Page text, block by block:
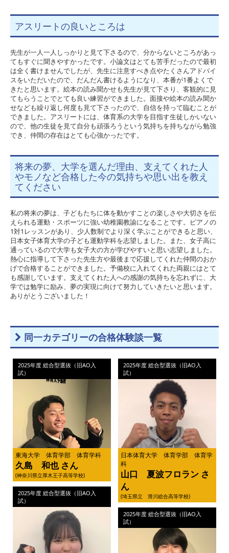
アスリートの良いところは
先生が一人一人しっかりと見て下さるので、分からないところがあっ
てもすぐに聞きやすかったです。小論文はとても苦手だったので最初
は全く書けませんでしたが、先生に注意すべき点やたくさんアドバイ
スをいただいたので、だんだん書けるようになり、本番が1番よくで
きたと思います。絵本の読み聞かせも先生が見て下さり、客観的に見
てもらうことでとても良い練習ができました。面接や絵本の読み聞か
せなども繰り返し何度も見て下さったので、自信を持って臨むことが
できました。アスリートには、体育系の大学を目指す生徒しかいない
ので、他の生徒を見て自分も頑張ろうという気持ちを持ちながら勉強
でき、仲間の存在はとても心強かったです。
将来の夢、大学を選んだ理由、支えてくれた人
やモノなど合格した今の気持ちや思い出を教え
てください
私の将来の夢は、子どもたちに体を動かすことの楽しさや大切さを伝
えられる運動・スポーツに強い幼稚園教諭になることです。ピアノの
1対1レッスンがあり、少人数制でより深く学ぶことができると思い、
日本女子体育大学の子ども運動学科を志望しました。また、女子高に
通っているので大学も女子大の方が学びやすいと思い志望しました。
熱心に指導して下さった先生方や最後まで応援してくれた仲間のおか
げで合格することができました。予備校に入れてくれた両親にはとて
も感謝しています。支えてくれた人への感謝の気持ちを忘れずに、大
学では勉学に励み、夢の実現に向けて努力していきたいと思います。
ありがとうございました！
同一カテゴリーの合格体験談一覧
2025年度 総合型選抜（旧AO入
試）
東海大学 体育学部 体育学科
久島 和也 さん
(神奈川県立厚木王子高等学校)
2025年度 総合型選抜（旧AO入
試）
日本体育大学 体育学部 体育学
科
山口 夏波フロラン さ
ん
(埼玉県立 滑川総合高等学校)
2025年度 総合型選抜（旧AO入
試）
2025年度 総合型選抜（旧AO入
試）